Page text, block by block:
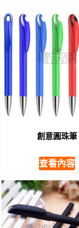
創意圓珠筆
查看內容